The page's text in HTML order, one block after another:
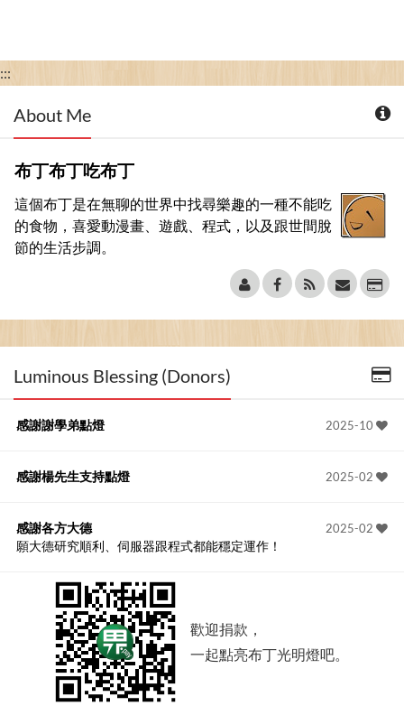
:::
About Me
布丁布丁吃布丁
這個布丁是在無聊的世界中找尋樂趣的一種不能吃
的食物，喜愛動漫畫、遊戲、程式，以及跟世間脫
節的生活步調。
Luminous Blessing (Donors)
2025-10
感謝謝學弟點燈
2025-02
感謝楊先生支持點燈
2025-02
感謝各方大德
願大德研究順利、伺服器跟程式都能穩定運作！
歡迎捐款，
一起點亮布丁光明燈吧。